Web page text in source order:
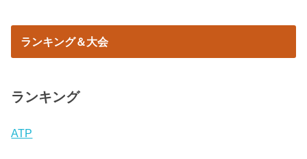
ランキング＆大会
ランキング
ATP